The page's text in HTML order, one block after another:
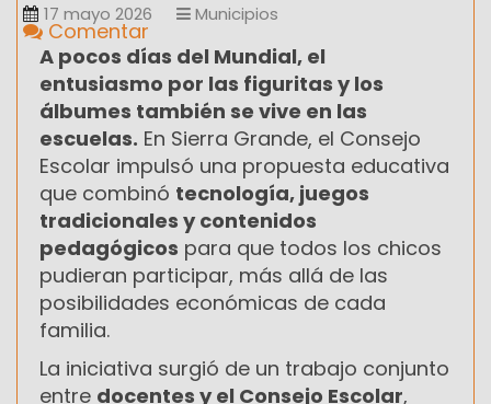
17 mayo 2026 Municipios
Comentar
A pocos días del Mundial, el
entusiasmo por las figuritas y los
álbumes también se vive en las
escuelas. En Sierra Grande, el Consejo
Escolar impulsó una propuesta educativa
que combinó tecnología, juegos
tradicionales y contenidos
pedagógicos para que todos los chicos
pudieran participar, más allá de las
posibilidades económicas de cada
familia.
La iniciativa surgió de un trabajo conjunto
entre docentes y el Consejo Escolar,